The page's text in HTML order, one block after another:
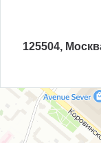
125504,